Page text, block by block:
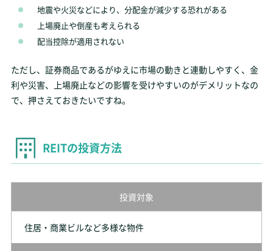
地震や火災などにより、分配金が減少する恐れがある
上場廃止や倒産も考えられる
配当控除が適用されない
ただし、証券商品であるがゆえに市場の動きと連動しやすく、金
利や災害、上場廃止などの影響を受けやすいのがデメリットなの
で、押さえておきたいですね。
REITの投資方法
投資対象
住居・商業ビルなど多様な物件